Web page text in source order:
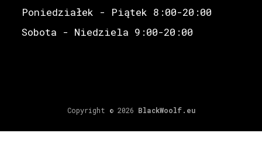
Poniedziałek - Piątek 8:00-20:00
Sobota - Niedziela 9:00-20:00
Copyright © 2026 BlackWoolf.eu